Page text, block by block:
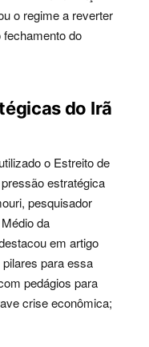
o regime a reverter
do
do Irã
o Estreito de
estratégica
pesquisador
da
em artigo
para essa
pedágios para
crise econômica;